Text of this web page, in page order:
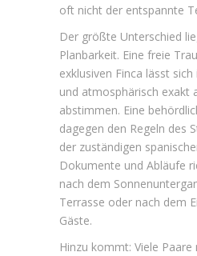
oft nicht der entspannte
Der größte Unterschied
Planbarkeit. Eine freie
exklusiven Finca lässt
und atmosphärisch exakt
abstimmen. Eine
dagegen den Regeln des
der zuständigen
Dokumente und Abläufe
nach dem
Terrasse oder nach dem
Gäste.
Hinzu kommt: Viele